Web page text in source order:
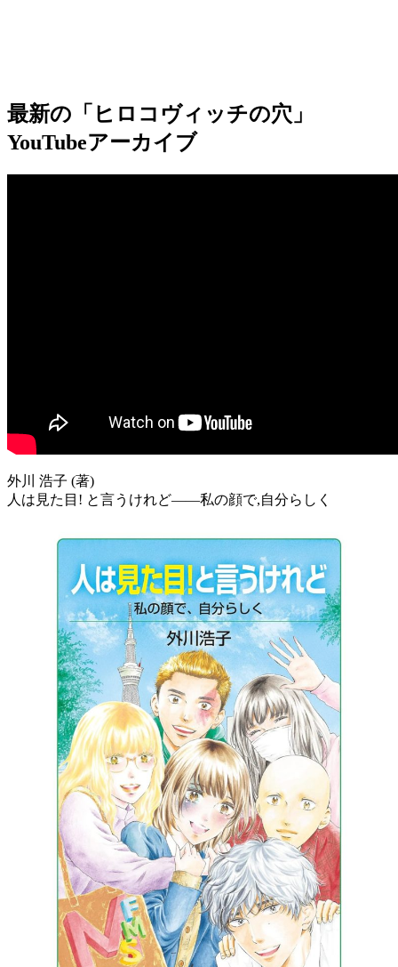
最新の「ヒロコヴィッチの穴」
YouTubeアーカイブ
外川 浩子 (著)
人は見た目! と言うけれど――私の顔で,自分らしく